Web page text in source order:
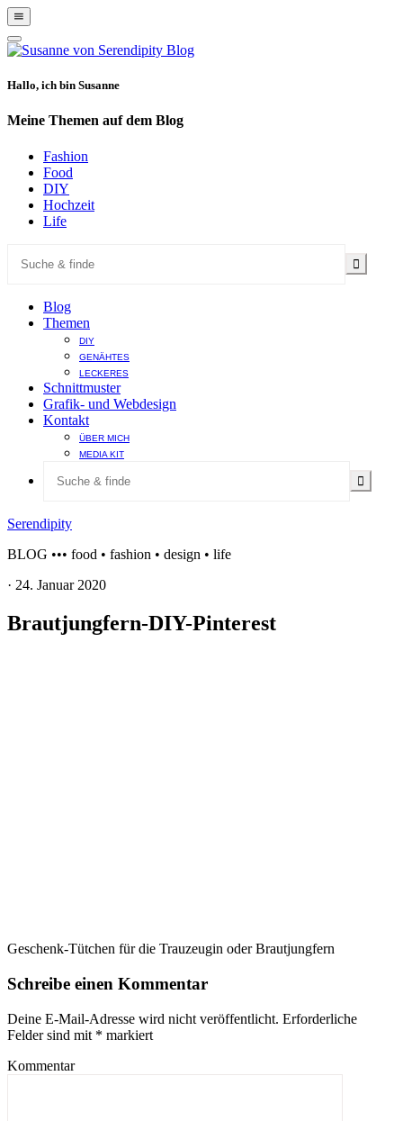
Show
Offscreen
Content
Hide
Offscreen
Hallo, ich bin Susanne
Meine Themen auf dem Blog
Fashion
Food
DIY
Hochzeit
Life
Blog
Themen
DIY
GENÄHTES
LECKERES
Schnittmuster
Grafik- und Webdesign
Kontakt
ÜBER MICH
MEDIA KIT
Serendipity
BLOG ••• food • fashion • design • life
· 24. Januar 2020
Brautjungfern-DIY-Pinterest
Geschenk-Tütchen für die Trauzeugin oder Brautjungfern
Schreibe einen Kommentar
Deine E-Mail-Adresse wird nicht veröffentlicht. Erforderliche
Felder sind mit * markiert
Kommentar